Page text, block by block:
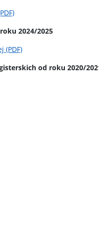
2024/2025
(PDF)
od roku 2020/